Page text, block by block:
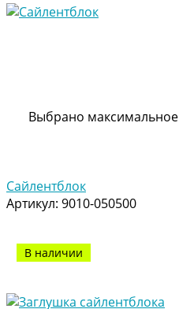
Выбрано максимальное
Сайлентблок
Артикул: 9010-050500
В наличии